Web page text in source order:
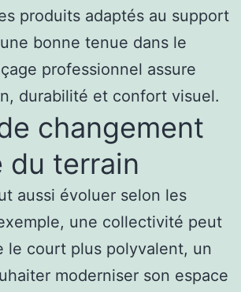
produits adaptés au support
bonne tenue dans le
professionnel assure
durabilité et confort visuel.
changement
du terrain
aussi évoluer selon les
une collectivité peut
le court plus polyvalent, un
moderniser son espace